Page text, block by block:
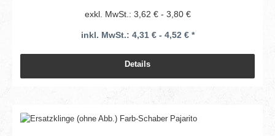
exkl. MwSt.: 3,62 € - 3,80 €
inkl. MwSt.: 4,31 € - 4,52 € *
Details